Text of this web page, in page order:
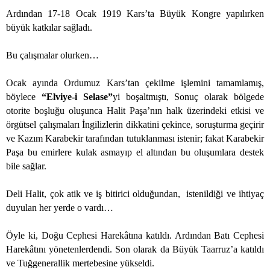
Ardından 17-18 Ocak 1919 Kars’ta Büyük Kongre yapılırken
büyük katkılar sağladı.
Bu çalışmalar olurken…
Ocak ayında Ordumuz Kars’tan çekilme işlemini tamamlamış,
böylece “Elviye-i Selase”yi boşaltmıştı, Sonuç olarak bölgede
otorite boşluğu oluşunca Halit Paşa’nın halk üzerindeki etkisi ve
örgütsel çalışmaları İngilizlerin dikkatini çekince, soruşturma geçirir
ve Kazım Karabekir tarafından tutuklanması istenir; fakat Karabekir
Paşa bu emirlere kulak asmayıp el altından bu oluşumlara destek
bile sağlar.
Deli Halit, çok atik ve iş bitirici olduğundan,
istenildiği ve ihtiyaç
duyulan her yerde o vardı…
Öyle ki, Doğu Cephesi Harekâtına katıldı. Ardından Batı Cephesi
Harekâtını yönetenlerdendi. Son olarak da Büyük Taarruz’a katıldı
ve Tuğgenerallik mertebesine yükseldi.